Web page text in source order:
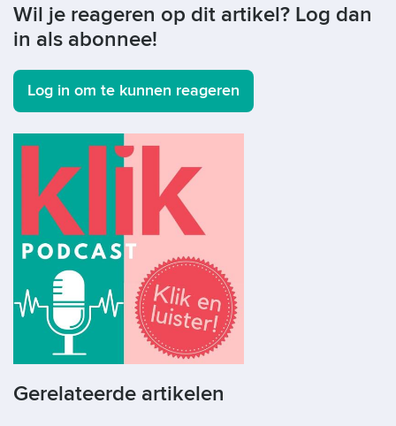
Wil je reageren op dit artikel? Log dan
in als abonnee!
Log in om te kunnen reageren
Gerelateerde artikelen